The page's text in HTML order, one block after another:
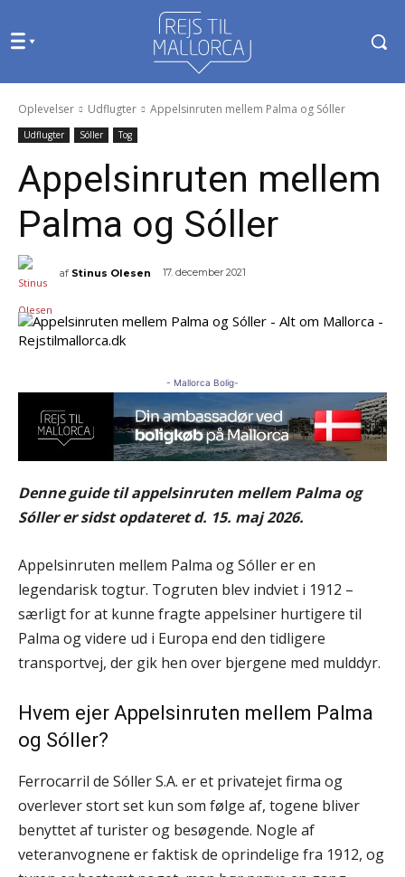
Oplevelser Udflugter Appelsinruten mellem Palma og Sóller
Udflugter Sóller Tog
Appelsinruten mellem
Palma og Sóller
af Stinus Olesen 17. december 2021
- Mallorca Bolig-
Denne guide til appelsinruten mellem Palma og
Sóller er sidst opdateret d. 15. maj 2026.
Appelsinruten mellem Palma og Sóller er en
legendarisk togtur. Togruten blev indviet i 1912 –
særligt for at kunne fragte appelsiner hurtigere til
Palma og videre ud i Europa end den tidligere
transportvej, der gik hen over bjergene med mulddyr.
Hvem ejer Appelsinruten mellem Palma
og Sóller?
Ferrocarril de Sóller S.A. er et privatejet firma og
overlever stort set kun som følge af, togene bliver
benyttet af turister og besøgende. Nogle af
veteranvognene er faktisk de oprindelige fra 1912, og